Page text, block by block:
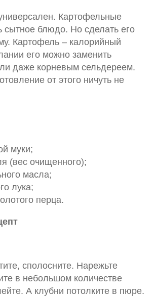
Картофельные
сытное блюдо. Но сделать его
Картофель – калорийный
его можно заменить
даже корневым сельдереем.
от этого ничуть не
муки;
(вес очищенного);
масла;
лука;
перца.
сполосните. Нарежьте
в небольшом количестве
А клубни потолките в пюре.